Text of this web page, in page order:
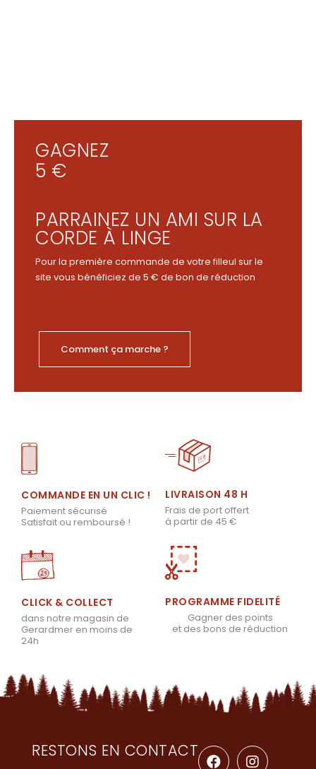
GAGNEZ
5 €
PARRAINEZ UN AMI SUR LA
CORDE À LINGE
Pour la première commande de votre filleul sur le
site vous bénéficiez de 5 € de bon de réduction
Comment ça marche ?
COMMANDE EN UN CLIC !
Paiement sécurisé
Satisfait ou remboursé !
LIVRAISON 48 H
Frais de port offert
à partir de 45 €
CLICK & COLLECT
dans notre magasin de
Gerardmer en moins de
24h
PROGRAMME FIDELITÉ
Gagner des points
et des bons de réduction
RESTONS EN CONTACT